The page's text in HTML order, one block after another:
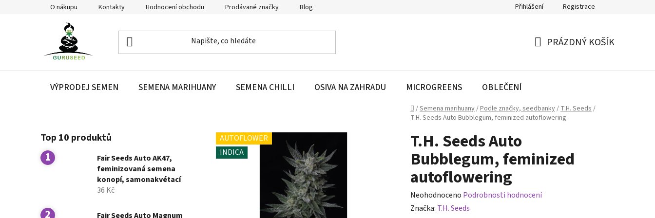
O nákupu Kontakty Hodnocení obchodu Prodávané značky Blog Přihlášení Registrace
PRÁZDNÝ KOŠÍK
VÝPRODEJ SEMEN SEMENA MARIHUANY SEMENA CHILLI OSIVA NA ZAHRADU MICROGREENS OBLEČENÍ
Domů
/Semena marihuany/Podle značky, seedbanky/T.H. Seeds/
T.H. Seeds Auto Bubblegum, feminized autoflowering
o
s
t
n
Top 10 produktů
Fair Seeds Auto AK47,
feminizovaná semena
konopí, samonakvétací
36 Kč
Fair Seeds Auto Magnum
T.H. Seeds Auto
Bubblegum, feminized
autoflowering
Průměrné
hodnocení
Neohodnoceno Podrobnosti hodnocení
Značka: T.H. Seeds
AUTOFLOWER
INDICA